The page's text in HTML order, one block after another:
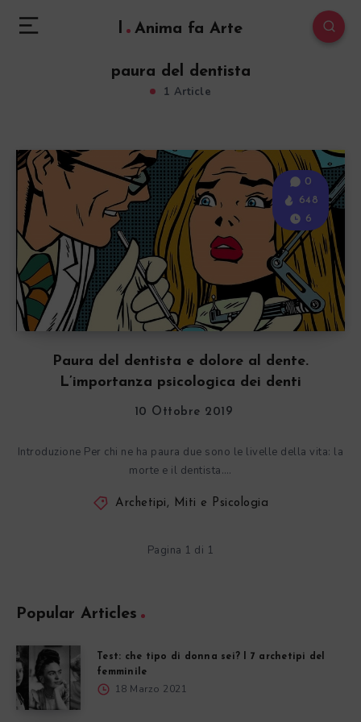
l Anima fa Arte
paura del dentista
1 Article
Paura del dentista e dolore al dente.
L’importanza psicologica dei denti
0
648
6
10 Ottobre 2019
Introduzione Per chi ne ha paura due sono le livelle della vita: la
morte e il dentista….
Archetipi, Miti e Psicologia
Pagina 1 di 1
Popular Articles
Test: che tipo di donna sei? I 7 archetipi del
femminile
18 Marzo 2021